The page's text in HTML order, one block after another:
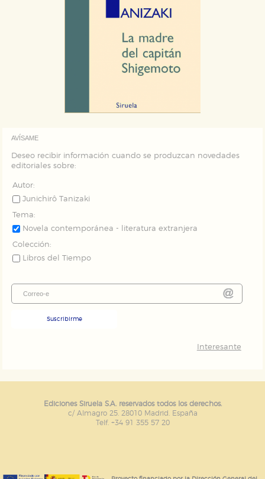
AVÍSAME
Deseo recibir información cuando se produzcan novedades
editoriales sobre:
Autor:
Junichirô Tanizaki
Tema:
Novela contemporánea - literatura extranjera
Colección:
Libros del Tiempo
Suscribirme
Interesante
Ediciones Siruela S.A. reservados todos los derechos.
c/ Almagro 25. 28010 Madrid. España
Telf. +34 91 355 57 20